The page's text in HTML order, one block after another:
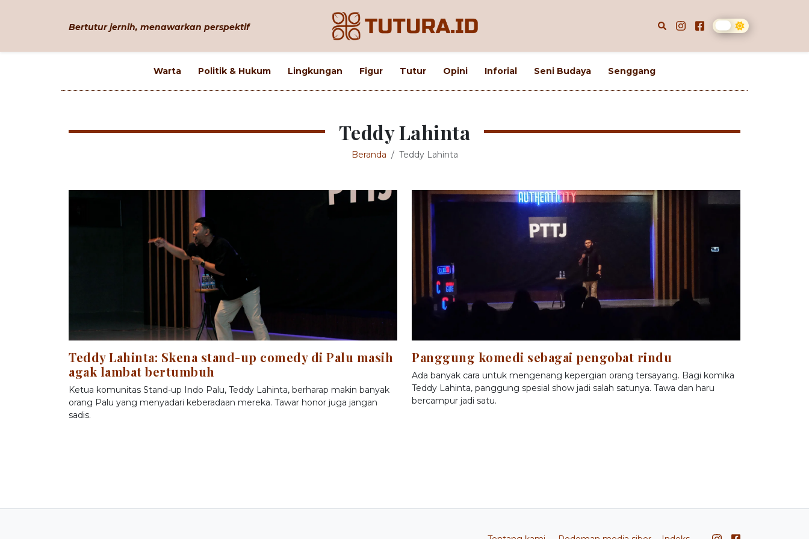
Bertutur jernih, menawarkan perspektif
Warta Politik & Hukum Lingkungan Figur Tutur Opini Inforial Seni Budaya Senggang
Teddy Lahinta
Beranda Teddy Lahinta
Teddy Lahinta: Skena stand-up comedy di Palu masih
agak lambat bertumbuh
Ketua komunitas Stand-up Indo Palu, Teddy Lahinta, berharap makin banyak
orang Palu yang menyadari keberadaan mereka. Tawar honor juga jangan
sadis.
Panggung komedi sebagai pengobat rindu
Ada banyak cara untuk mengenang kepergian orang tersayang. Bagi komika
Teddy Lahinta, panggung spesial show jadi salah satunya. Tawa dan haru
bercampur jadi satu.